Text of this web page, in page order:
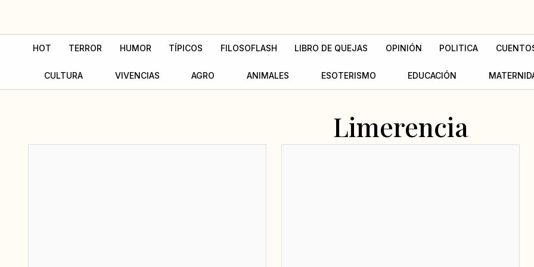
contenido
HOT TERROR HUMOR TÍPICOS FILOSOFLASH LIBRO DE QUEJAS OPINIÓN POLITICA
CULTURA VIVENCIAS AGRO ANIMALES ESOTERISMO EDUCACIÓN
Limerencia